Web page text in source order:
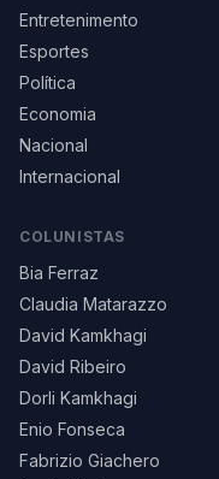
Entretenimento
Esportes
Política
Economia
Nacional
Internacional
COLUNISTAS
Bia Ferraz
Claudia Matarazzo
David Kamkhagi
David Ribeiro
Dorli Kamkhagi
Enio Fonseca
Fabrizio Giachero